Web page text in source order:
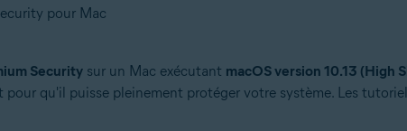
pour Mac
Securitysur un Mac exécutant macOS version 10.13 (High
qu'il puisse pleinement protéger votre système. Les